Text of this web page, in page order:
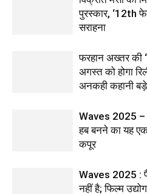
पुरस्कार, ‘12th
सराहना
फरहान अख्तर की
अगस्त को होगा
अनकही कहानी बड़े
Waves 2025 –
हब बनने का यह
कपूर
Waves 2025 :
नहीं है; फिल्म